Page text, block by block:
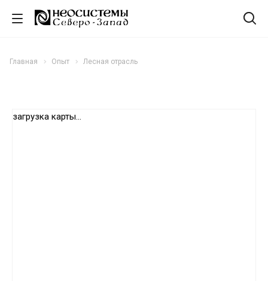
Главная Опыт Лесная отрасль
загрузка карты...